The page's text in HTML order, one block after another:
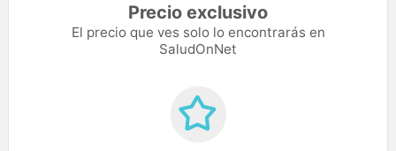
Precio exclusivo
El precio que ves solo lo encontrarás en
SaludOnNet